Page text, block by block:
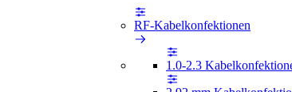
RF-Kabelkonfektionen
1.0-2.3